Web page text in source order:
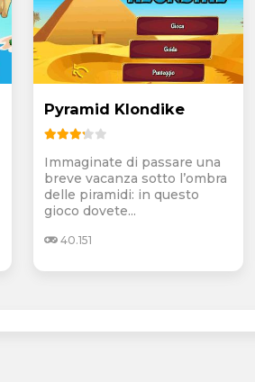
Pyramid Klondike
Immaginate di passare una
breve vacanza sotto l’ombra
delle piramidi: in questo
gioco dovete...
40.151